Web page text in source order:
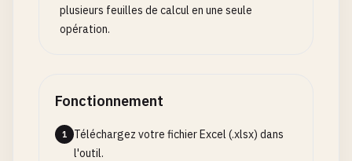
plusieurs feuilles de calcul en une seule
opération.
Fonctionnement
1
Téléchargez votre fichier Excel (.xlsx) dans
l'outil.